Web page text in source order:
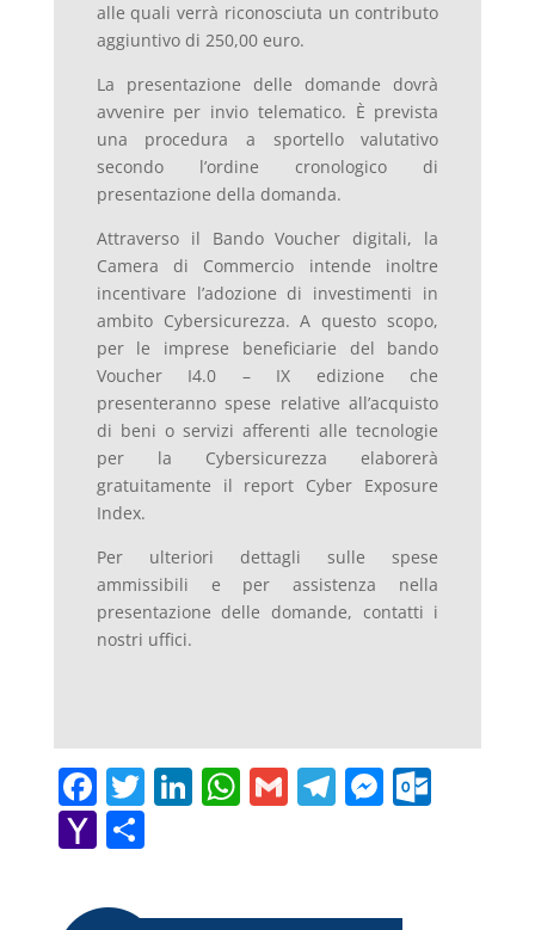
alle quali verrà riconosciuta un contributo
aggiuntivo di 250,00 euro.
La presentazione delle domande dovrà
avvenire per invio telematico. È prevista
una procedura a sportello valutativo
secondo l’ordine cronologico di
presentazione della domanda.
Attraverso il Bando Voucher digitali, la
Camera di Commercio intende inoltre
incentivare l’adozione di investimenti in
ambito Cybersicurezza. A questo scopo,
per le imprese beneficiarie del bando
Voucher I4.0 – IX edizione che
presenteranno spese relative all’acquisto
di beni o servizi afferenti alle tecnologie
per la Cybersicurezza elaborerà
gratuitamente il report Cyber Exposure
Index.
Per ulteriori dettagli sulle spese
ammissibili e per assistenza nella
presentazione delle domande, contatti i
nostri uffici.
F
a
c
e
T
w
itt
Li W G T M O
Y
h
C
n